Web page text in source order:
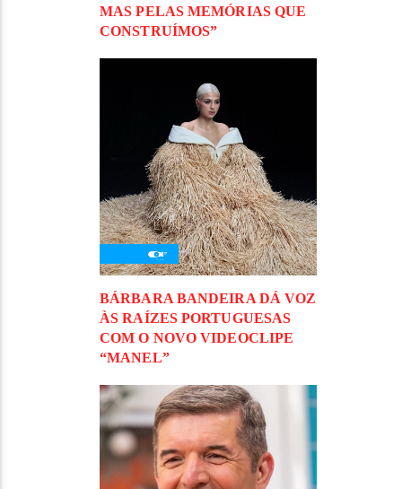
MAS PELAS MEMÓRIAS QUE
CONSTRUÍMOS”
BÁRBARA BANDEIRA DÁ VOZ
ÀS RAÍZES PORTUGUESAS
COM O NOVO VIDEOCLIPE
“MANEL”